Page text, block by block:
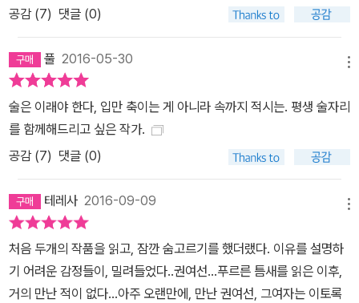
공감 (7) 댓글 (0)
풀 2016-05-30
술은 이래야 한다, 입만 축이는 게 아니라 속까지 적시는. 평생 술자리
를 함께해드리고 싶은 작가.
공감 (7) 댓글 (0)
테레사 2016-09-09
처음 두개의 작품을 읽고, 잠깐 숨고르기를 했더랬다. 이유를 설명하
기 어려운 감정들이, 밀려들었다..권여선...푸르른 틈새를 읽은 이후,
거의 만난 적이 없다...아주 오랜만에, 만난 권여선, 그여자는 이토록